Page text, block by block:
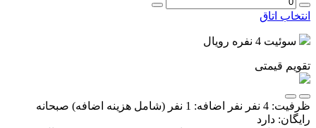
انتخاب اتاق
سوئیت 4 نفره رویال
تقویم قیمتی
ظرفیت: 4 نفر نفر اضافه: 1 نفر (شامل هزینه اضافه) صبحانه
رایگان: دارد